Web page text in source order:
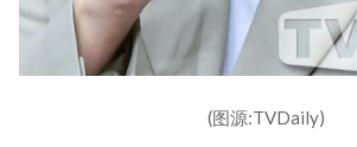
(图源:TVDaily)